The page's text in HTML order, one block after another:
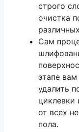
строго
очистка
Сам
этапе
удалить
циклевки
от всех
пола.